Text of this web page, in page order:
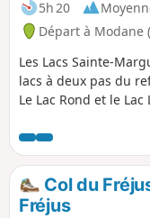
5h 20
Départ à Modane
Les Lacs Sainte-
lacs à deux pas du
Le Lac Rond et le
Blanc.
Col du
Fréjus